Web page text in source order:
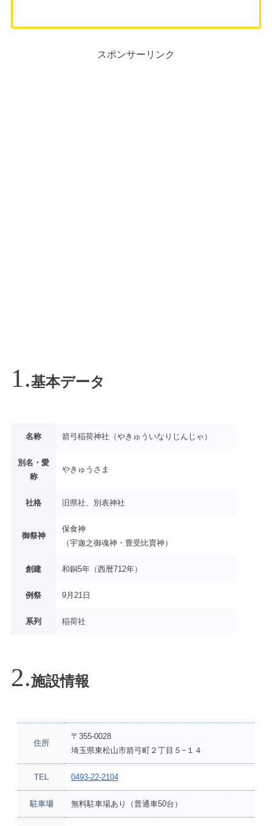
スポンサーリンク
基本データ
名称 箭弓稲荷神社（やきゅういなりじんじゃ）
別名・愛
称
やきゅうさま
社格 旧県社、別表神社
御祭神
保食神
（宇迦之御魂神・豊受比賣神）
創建 和銅5年（西暦712年）
例祭 9月21日
系列 稲荷社
施設情報
住所
〒355-0028
埼玉県東松山市箭弓町２丁目５−１４
TEL 0493-22-2104
駐車場 無料駐車場あり（普通車50台）